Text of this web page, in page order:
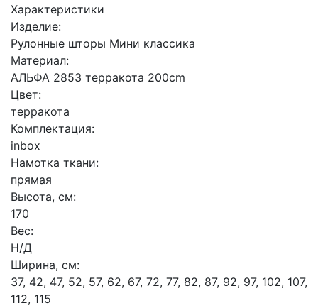
Характеристики
Изделие:
Рулонные шторы Мини классика
Материал:
АЛЬФА 2853 терракота 200cm
Цвет:
терракота
Комплектация:
inbox
Намотка ткани:
прямая
Высота, см:
170
Вес:
Н/Д
Ширина, см:
37, 42, 47, 52, 57, 62, 67, 72, 77, 82, 87, 92, 97, 102, 107,
112, 115